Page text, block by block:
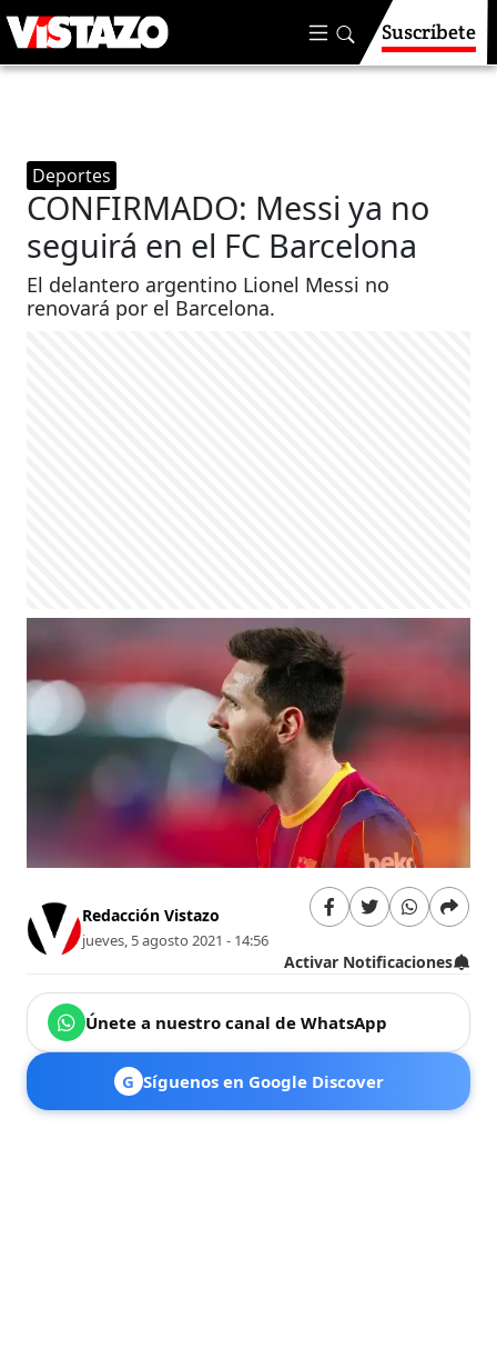
Suscríbete
Deportes
CONFIRMADO: Messi ya no
seguirá en el FC Barcelona
El delantero argentino Lionel Messi no
renovará por el Barcelona.
Redacción Vistazo
jueves, 5 agosto 2021 - 14:56
Activar Notificaciones
Únete a nuestro canal de WhatsApp
G Síguenos en Google Discover